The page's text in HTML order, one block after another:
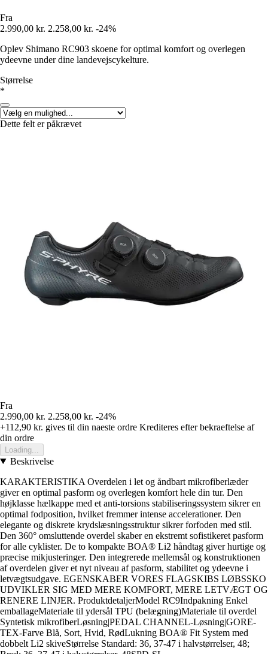
Fra
2.990,00 kr. 2.258,00 kr. -24%
Oplev Shimano RC903 skoene for optimal komfort og overlegen
ydeevne under dine landevejscykelture.
Størrelse
*
Dette felt er påkrævet
Fra
2.990,00 kr. 2.258,00 kr. -24%
+112,90 kr. gives til din naeste ordre Krediteres efter bekraeftelse af
din ordre
Loading...
Beskrivelse
KARAKTERISTIKA Overdelen i let og åndbart mikrofiberlæder
giver en optimal pasform og overlegen komfort hele din tur. Den
højklasse hælkappe med et anti-torsions stabiliseringssystem sikrer en
optimal fodposition, hvilket fremmer intense accelerationer. Den
elegante og diskrete krydslæsningsstruktur sikrer forfoden med stil.
Den 360° omsluttende overdel skaber en ekstremt sofistikeret pasform
for alle cyklister. De to kompakte BOA® Li2 håndtag giver hurtige og
præcise mikjusteringer. Den integrerede mellemsål og konstruktionen
af overdelen giver et nyt niveau af pasform, stabilitet og ydeevne i
letvægtsudgave. EGENSKABER VORES FLAGSKIBS LØBSSKO
UDVIKLER SIG MED MERE KOMFORT, MERE LETVÆGT OG
RENERE LINJER. ProduktdetaljerModel RC9Indpakning Enkel
emballageMateriale til ydersål TPU (belægning)Materiale til overdel
Syntetisk mikrofiberLøsning|PEDAL CHANNEL-Løsning|GORE-
TEX-Farve Blå, Sort, Hvid, RødLukning BOA® Fit System med
dobbelt Li2 skiveStørrelse Standard: 36, 37-47 i halvstørrelser, 48;